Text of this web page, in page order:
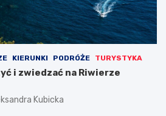
KIERUNKI PODRÓŻE TURYSTYKA
i zwiedzać na Riwierze
Kubicka